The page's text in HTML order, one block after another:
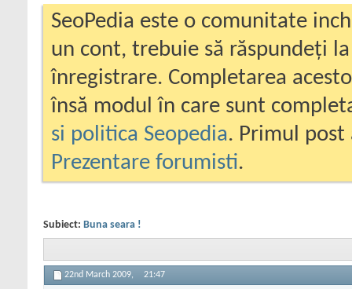
SeoPedia este o comunitate
un cont, trebuie să răspundeți
înregistrare. Completarea
însă modul în care sunt
si politica Seopedia. Primul
Prezentare forumisti.
Subiect: Buna seara !
22nd March 2009, 21:47